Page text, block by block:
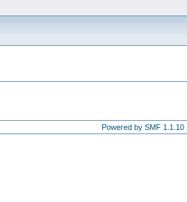
Powered by SMF 1.1.10